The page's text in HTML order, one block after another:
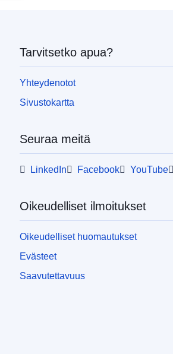
Tarvitsetko apua?
Yhteydenotot
Sivustokartta
Seuraa meitä
LinkedIn Facebook YouTube
Oikeudelliset ilmoitukset
Oikeudelliset huomautukset
Evästeet
Saavutettavuus